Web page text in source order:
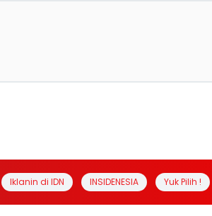
Iklanin di IDN INSIDENESIA Yuk Pilih !